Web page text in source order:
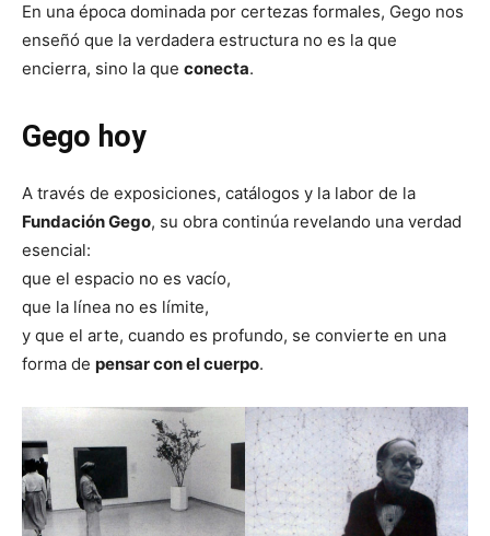
En una época dominada por certezas formales, Gego nos
enseñó que la verdadera estructura no es la que
encierra, sino la que conecta.
Gego hoy
A través de exposiciones, catálogos y la labor de la
Fundación Gego, su obra continúa revelando una verdad
esencial:
que el espacio no es vacío,
que la línea no es límite,
y que el arte, cuando es profundo, se convierte en una
forma de pensar con el cuerpo.